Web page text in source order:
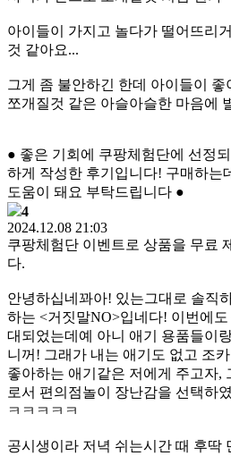
아이들이 가지고 놀다가 떨어뜨리
것 같아요...
그게 좀 불안하긴 한데 아이들이
쪼개질것 같은 아슬아슬한 마음에
● 좋은 기회에 쿠팡체험단에 선정
하게 작성한 후기입니다! 구매하는
도움이 돼요 부탁드립니다 ●
4
2024.12.08 21:03
쿠팡체험단 이벤트로 상품을 무료
다.
안녕하십네꽈아! 있는그대로 솔직
하는 <거짓말NO>입네다! 이번에
대되었는데예 아니 애기 용품들이
니꺼! 그래가 내는 애기도 없고 조
좋아하는 애기같은 저에게 주고자,
로서 편의점놀이 장난감을 선택하
ㅋㅋㅋㅋㅋ
공시생이라 저녁 쉬는시간 때 후딱